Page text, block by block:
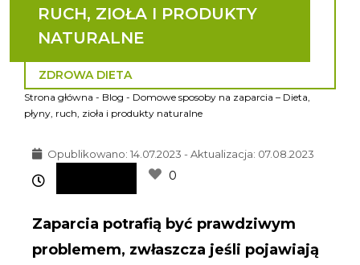
RUCH, ZIOŁA I PRODUKTY
NATURALNE
ZDROWA DIETA
Strona główna - Blog - Domowe sposoby na zaparcia – Dieta,
płyny, ruch, zioła i produkty naturalne
Opublikowano: 14.07.2023 - Aktualizacja: 07.08.2023
0
Zaparcia potrafią być prawdziwym
problemem, zwłaszcza jeśli pojawiają